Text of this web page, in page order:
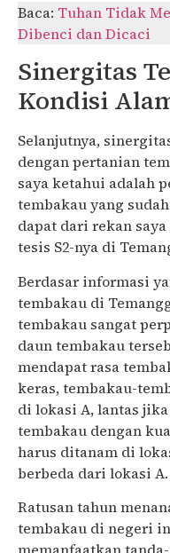
Baca: Tuhan Tidak
Dibenci dan Dicaci
Sinergitas
Kondisi
Selanjutnya,
dengan pertanian
saya ketahui adalah
tembakau yang
dapat dari rekan
tesis S2-nya di
Berdasar informasi
tembakau di
tembakau sangat
daun tembakau
mendapat rasa
keras, tembakau-
di lokasi A, lantas
tembakau dengan
harus ditanam di
berbeda dari lokasi A.
Ratusan tahun
tembakau di negeri